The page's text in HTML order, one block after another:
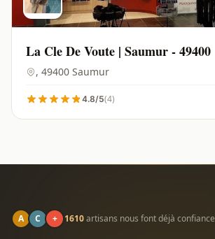
La Cle De Voute | Saumur - 49400
, 49400 Saumur
4.8/5(4)
A C + 1610artisans nous font déjà confiance